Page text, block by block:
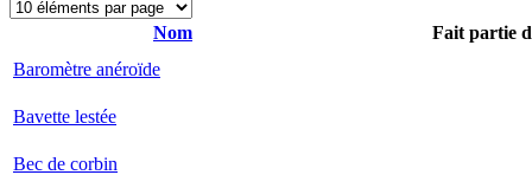
Nom
Fait partie
Baromètre anéroïde
Bavette lestée
Bec de corbin